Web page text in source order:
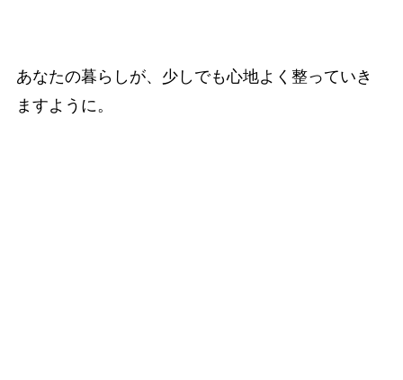
あなたの暮らしが、少しでも心地よく整っていき
ますように。